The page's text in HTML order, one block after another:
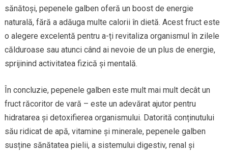
sănătoși, pepenele galben oferă un boost de energie
naturală, fără a adăuga multe calorii în dietă. Acest fruct este
o alegere excelentă pentru a-ți revitaliza organismul în zilele
călduroase sau atunci când ai nevoie de un plus de energie,
sprijinind activitatea fizică și mentală.
În concluzie, pepenele galben este mult mai mult decât un
fruct răcoritor de vară – este un adevărat ajutor pentru
hidratarea și detoxifierea organismului. Datorită conținutului
său ridicat de apă, vitamine și minerale, pepenele galben
susține sănătatea pielii, a sistemului digestiv, renal și